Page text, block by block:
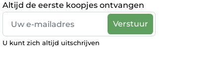
Altijd de eerste koopjes ontvangen
U kunt zich altijd uitschrijven